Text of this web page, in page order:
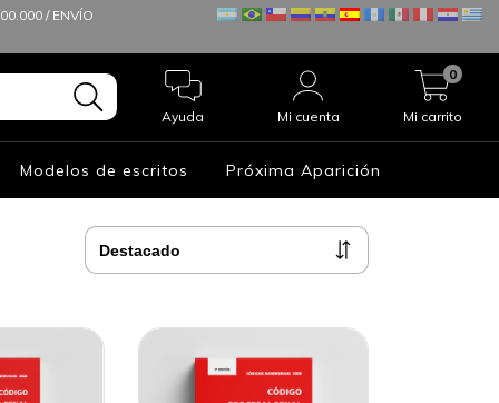
/ ENVÍO
Ayuda Mi cuenta Mi carrito
0
Modelos de escritos Próxima Aparición